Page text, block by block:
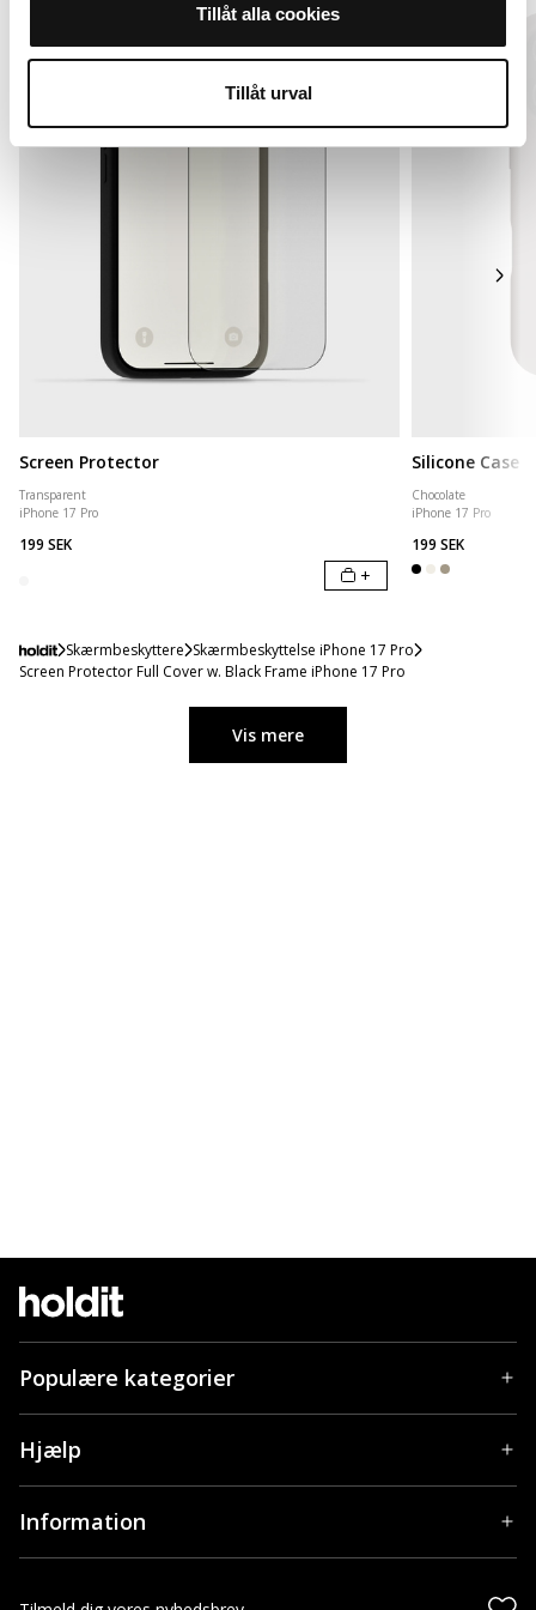
Tillåt alla cookies
Tillåt urval
Screen Protector
Transparent
iPhone 17 Pro
199 SEK
+
Silicone Case
Chocolate
iPhone 17 Pro
199 SEK
Skærmbeskyttere Skærmbeskyttelse iPhone 17 Pro
Screen Protector Full Cover w. Black Frame iPhone 17 Pro
Vis mere
Populære kategorier
Hjælp
Information